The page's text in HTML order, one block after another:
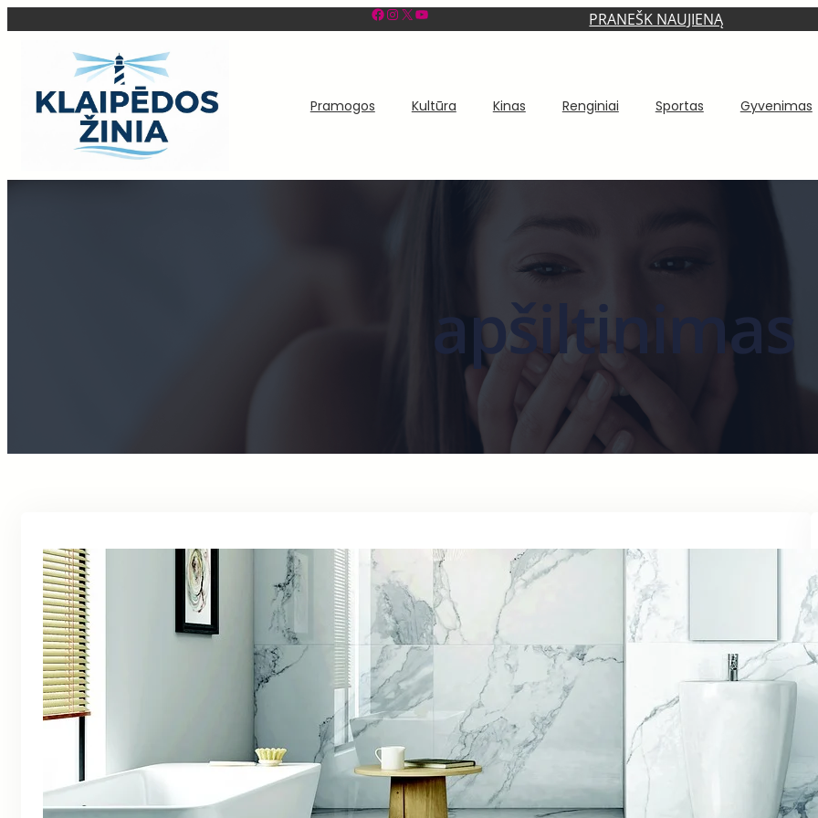
Facebook InstagramX YouTube PRANEŠK NAUJIENĄ
Pramogos Kultūra Kinas Renginiai Sportas Gyvenimas
apšiltinimas